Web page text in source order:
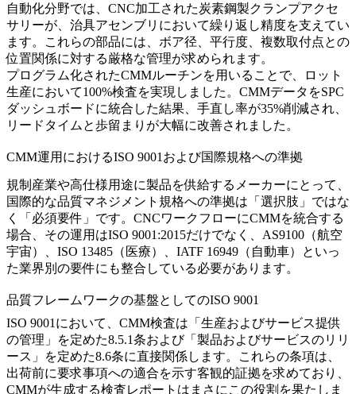
自動化分野では、CNC加工された炭素鋼製クランプアクセ
サリーが、治具アセンブリにおいて繰り返し精度を支えてい
ます。これらの部品には、ボア径、平行度、複数取付点との
位置関係に対する厳格な管理が求められます。
プログラム化されたCMMルーチンを用いることで、ロット
生産において100%検査を実現しました。CMMデータをSPC
ダッシュボードに統合した結果、手直し率が35%削減され、
リードタイムと歩留まりが大幅に改善されました。
CMM運用におけるISO 9001および国際規格への準拠
規制産業や高仕様用途に製品を供給するメーカーにとって、
国際的な品質マネジメント規格への準拠は「選択肢」ではな
く「必須要件」です。CNCワークフローにCMMを統合する
場合、その運用はISO 9001:2015だけでなく、AS9100（航空
宇宙）、ISO 13485（医療）、IATF 16949（自動車）といっ
た業界別の要件にも整合している必要があります。
品質フレームワークの基盤としてのISO 9001
ISO 9001において、CMM検査は「生産およびサービス提供
の管理」を定めた8.5.1条および「製品およびサービスのリリ
ース」を定めた8.6条に直接関係します。これらの条項は、
出荷前に要求事項への適合を示す客観的証拠を求めており、
CMMが生成する検査レポートはまさにこの役割を果たしま